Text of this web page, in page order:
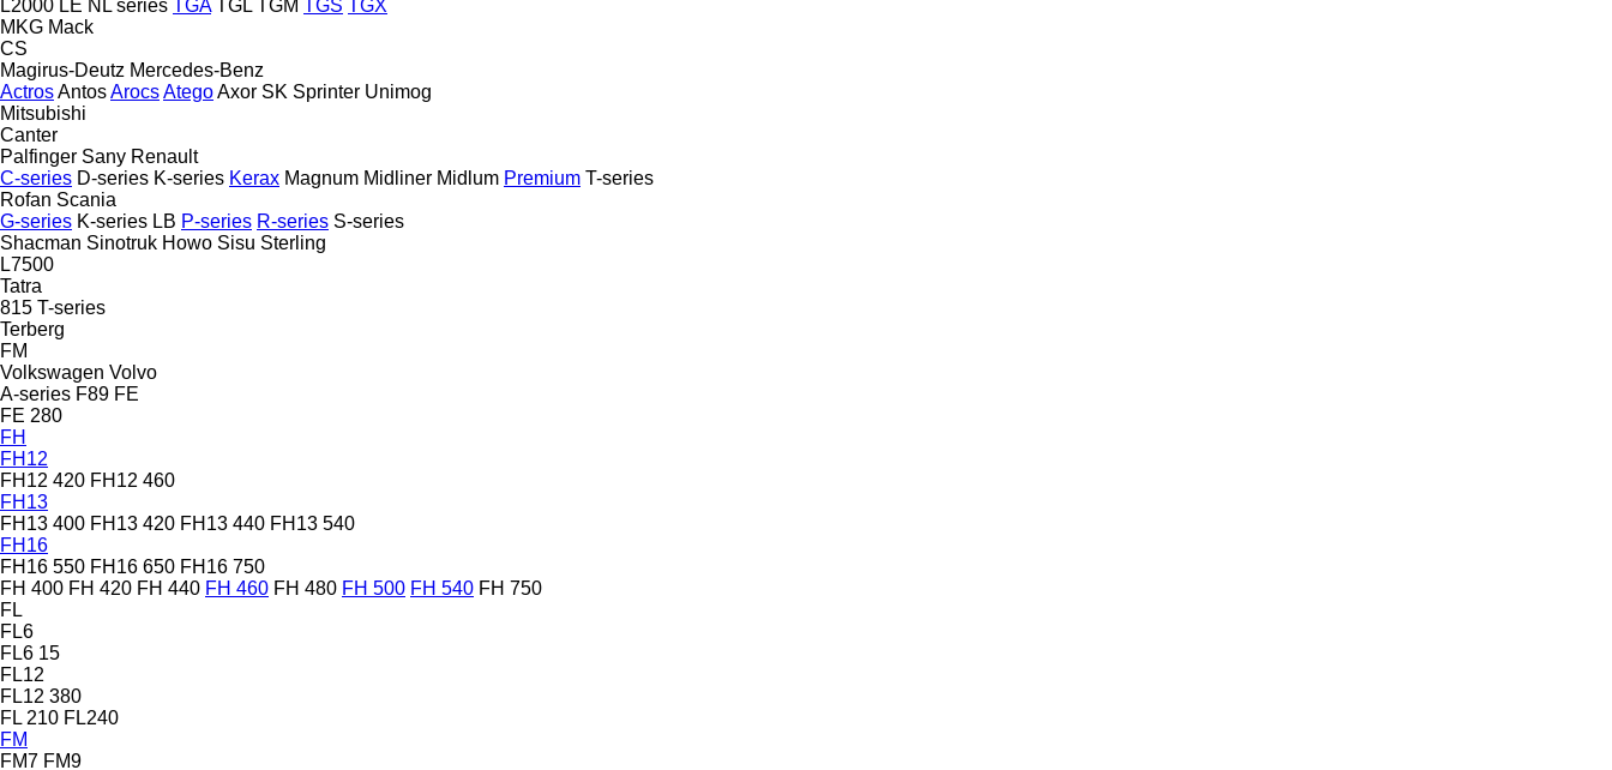
L2000 LE NL series TGA TGL TGM TGS
TGX
MKG Mack
CS
Magirus-Deutz Mercedes-Benz
ActrosAntosArocsAtegoAxor SK Sprinter Unimog
Mitsubishi
Canter
Palfinger Sany Renault
C-series D-series K-series Kerax Magnum Midliner Midlum Premium T-series
Rofan Scania
G-series K-series LB P-series R-series S-series
Shacman Sinotruk Howo Sisu Sterling
L7500
Tatra
815 T-series
Terberg
FM
Volkswagen Volvo
A-series F89 FE
FE 280
FH
FH12
FH12 420 FH12 460
FH13
FH13 400 FH13 420 FH13 440 FH13 540
FH16
FH16 550 FH16 650 FH16 750
FH 400 FH 420 FH 440 FH 460 FH 480 FH 500 FH 540 FH 750
FL
FL6
FL6 15
FL12
FL12 380
FL 210 FL240
FM
FM7 FM9